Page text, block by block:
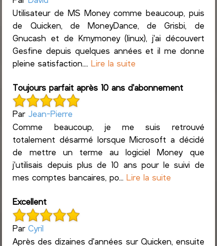
Utilisateur de MS Money comme beaucoup, puis
de Quicken, de MoneyDance, de Grisbi, de
Gnucash et de Kmymoney (linux), j'ai découvert
Gesfine depuis quelques années et il me donne
pleine satisfaction....Lire la suite
Toujours parfait après 10 ans d'abonnement
Par Jean-Pierre
Comme beaucoup, je me suis retrouvé
totalement désarmé lorsque Microsoft a décidé
de mettre un terme au logiciel Money que
j'utilisais depuis plus de 10 ans pour le suivi de
mes comptes bancaires, po...Lire la suite
Excellent
ParCyril
Après des dizaines d'années sur Quicken, ensuite